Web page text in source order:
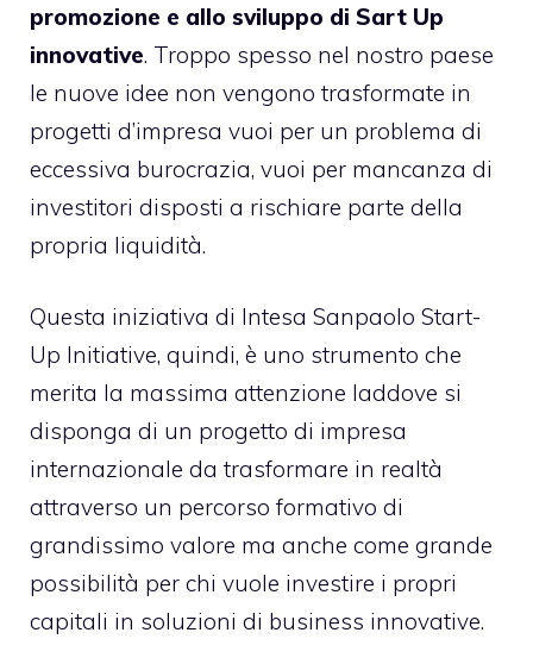
promozione e allo sviluppo di Sart Up
innovative. Troppo spesso nel nostro paese
le nuove idee non vengono trasformate in
progetti d’impresa vuoi per un problema di
eccessiva burocrazia, vuoi per mancanza di
investitori disposti a rischiare parte della
propria liquidità.
Questa iniziativa di Intesa Sanpaolo Start-
Up Initiative, quindi, è uno strumento che
merita la massima attenzione laddove si
disponga di un progetto di impresa
internazionale da trasformare in realtà
attraverso un percorso formativo di
grandissimo valore ma anche come grande
possibilità per chi vuole investire i propri
capitali in soluzioni di business innovative.